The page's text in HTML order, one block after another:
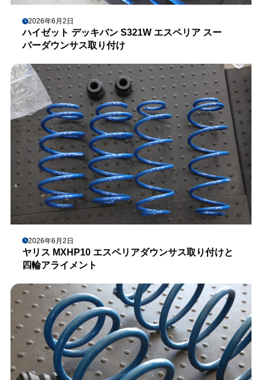
2026年6月2日
ハイゼット デッキバン S321W エスペリア スー
パーダウンサス取り付け
2026年6月2日
ヤリス MXHP10 エスペリアダウンサス取り付けと
四輪アライメント